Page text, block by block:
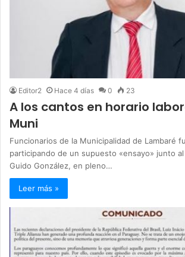
Editor2 Hace 4 días 0 23
A los cantos en horario
Muni
Funcionarios de la Municipalidad de Lambaré
participando de un supuesto «ensayo» junto
Guido González, en pleno…
Leer más »